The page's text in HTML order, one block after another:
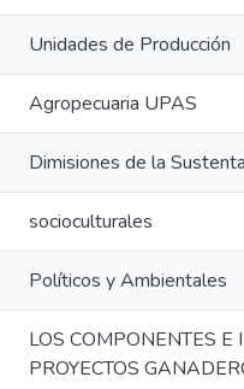
Unidades de Producción
Agropecuaria UPAS
Dimisiones de la
socioculturales
Políticos y Ambientales
LOS COMPONENTES
PROYECTOS